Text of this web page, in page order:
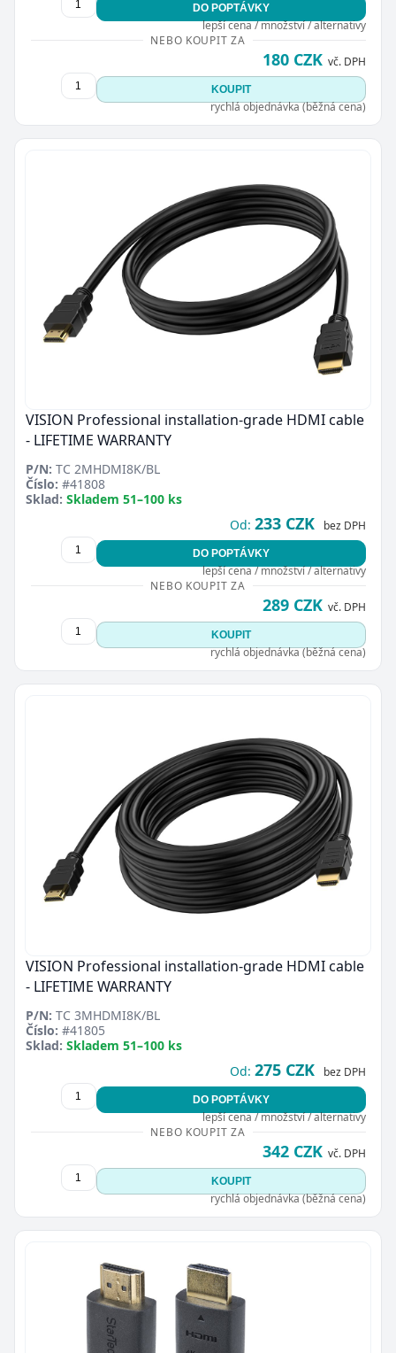
DO POPTÁVKY
lepší cena / množství / alternativy
NEBO KOUPIT ZA
180 CZK vč. DPH
KOUPIT
rychlá objednávka (běžná cena)
VISION Professional installation-grade HDMI cable
- LIFETIME WARRANTY
P/N: TC 2MHDMI8K/BL
Číslo: #41808
Sklad: Skladem 51–100 ks
Od: 233 CZK bez DPH
DO POPTÁVKY
lepší cena / množství / alternativy
NEBO KOUPIT ZA
289 CZK vč. DPH
KOUPIT
rychlá objednávka (běžná cena)
VISION Professional installation-grade HDMI cable
- LIFETIME WARRANTY
P/N: TC 3MHDMI8K/BL
Číslo: #41805
Sklad: Skladem 51–100 ks
Od: 275 CZK bez DPH
DO POPTÁVKY
lepší cena / množství / alternativy
NEBO KOUPIT ZA
342 CZK vč. DPH
KOUPIT
rychlá objednávka (běžná cena)